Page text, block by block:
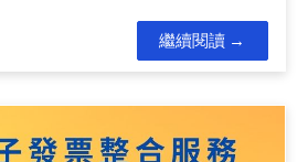
繼續閱讀